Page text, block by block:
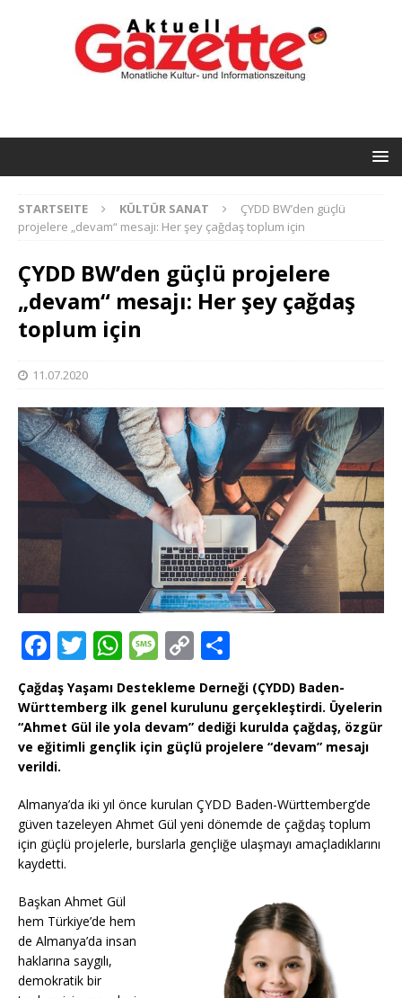
STARTSEITE KÜLTÜR SANAT
ÇYDD BW’den güçlü
projelere „devam“ mesajı: Her şey çağdaş toplum için
ÇYDD BW’den güçlü projelere
„devam“ mesajı: Her şey çağdaş
toplum için
11.07.2020
F
c
e
b
o
k
T
it
te
r
W
h
at
s
A
p
M
e
ss
a
g
C
o
p
y
Li
k
ei
le
n
Çağdaş Yaşamı Destekleme Derneği (ÇYDD) Baden-
Württemberg ilk genel kurulunu gerçekleştirdi. Üyelerin
“Ahmet Gül ile yola devam” dediği kurulda çağdaş, özgür
ve eğitimli gençlik için güçlü projelere “devam” mesajı
verildi.
Almanya’da iki yıl önce kurulan ÇYDD Baden-Württemberg’de
güven tazeleyen Ahmet Gül yeni dönemde de çağdaş toplum
için güçlü projelerle, burslarla gençliğe ulaşmayı amaçladıklarını
kaydetti.
Başkan Ahmet Gül
hem Türkiye’de hem
de Almanya’da insan
haklarına saygılı,
demokratik bir